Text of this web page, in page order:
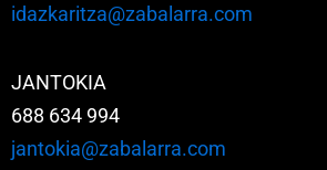
idazkaritza@zabalarra.com
JANTOKIA
688 634 994
jantokia@zabalarra.com